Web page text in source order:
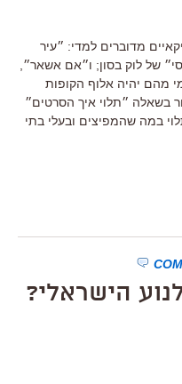
מדוברים למדי: ״עיר
של לוק בסון; ו״אם אשאר״,
מהם יהיה אלוף הקופות
בשאלה ״תלוי איך הסרטים״
במה שהמפיצים ובעלי בתי
הישראלי?